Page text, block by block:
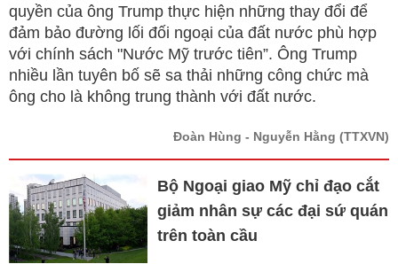
quyền của ông Trump thực hiện những thay đổi để
đảm bảo đường lối đối ngoại của đất nước phù hợp
với chính sách "Nước Mỹ trước tiên”. Ông Trump
nhiều lần tuyên bố sẽ sa thải những công chức mà
ông cho là không trung thành với đất nước.
Đoàn Hùng - Nguyễn Hằng (TTXVN)
Bộ Ngoại giao Mỹ chỉ đạo cắt
giảm nhân sự các đại sứ quán
trên toàn cầu